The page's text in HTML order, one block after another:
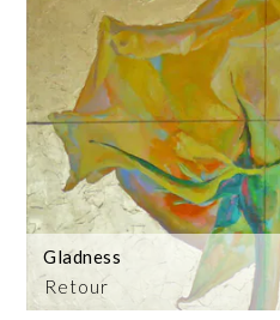
Retour
Gladness